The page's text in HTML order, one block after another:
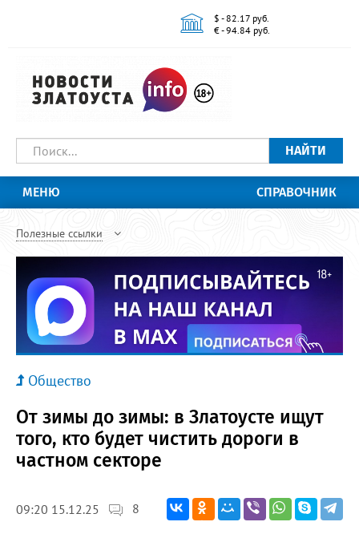
$ - 82.17 руб.
€ - 94.84 руб.
НАЙТИ
МЕНЮ СПРАВОЧНИК
Полезные ссылки
Общество
От зимы до зимы: в Златоусте ищут
того, кто будет чистить дороги в
частном секторе
09:20 15.12.25 8